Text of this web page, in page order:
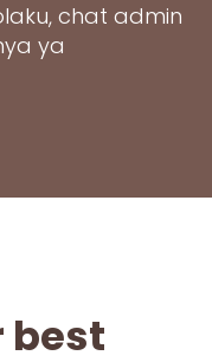
chat admin
ya
best